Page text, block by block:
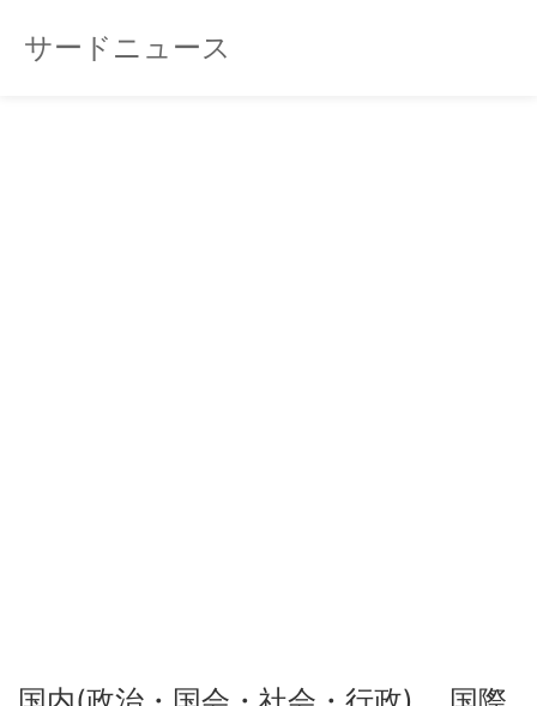
サードニュース